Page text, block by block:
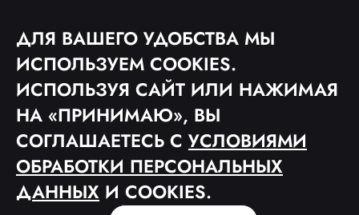
© 2023 ФУТБОЛЬНАЯ МЕДИА ЛИГА «MFL»
ПОЛЬЗОВАТЕЛЬСКОЕ СОГЛАШЕНИЕ
ПОЛИТИКА КОНФИДЕНЦИАЛЬНОСТИ
ДЛЯ ВАШЕГО УДОБСТВА МЫ
ИСПОЛЬЗУЕМ COOKIES.
ИСПОЛЬЗУЯ САЙТ ИЛИ НАЖИМАЯ
НА «ПРИНИМАЮ», ВЫ
СОГЛАШАЕТЕСЬ С УСЛОВИЯМИ
ОБРАБОТКИ ПЕРСОНАЛЬНЫХ
ДАННЫХ И COOKIES.